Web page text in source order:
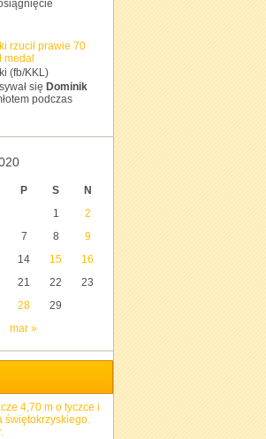
rzucił prawie 70
medal
(fb/KKL)
się Dominik
podczas
P S N
mar »
1
2
7 8
9
14 15
16
21 22
23
28 29
4,70 m o tyczce i
świętokrzyskiego.